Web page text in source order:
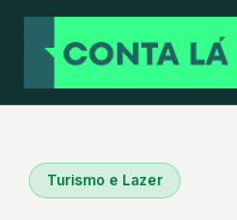
Turismo e Lazer